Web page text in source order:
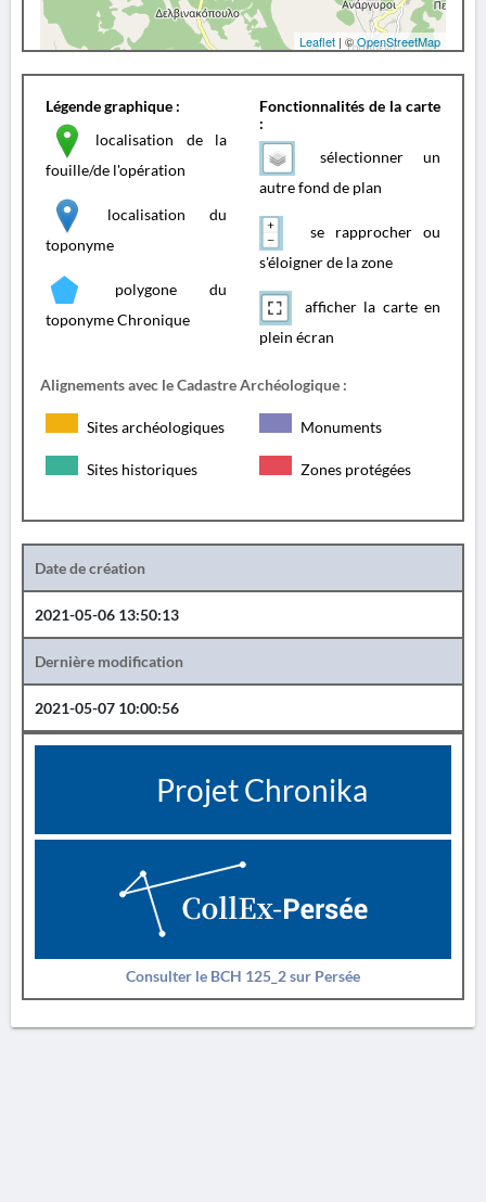
Leaflet | ©OpenStreetMap
Légende graphique :
localisation de la
fouille/de l'opération
localisation du
toponyme
polygone du
toponyme Chronique
Fonctionnalités de la carte
:
sélectionner un
autre fond de plan
se rapprocher ou
s'éloigner de la zone
afficher la carte en
plein écran
Alignements avec le Cadastre Archéologique :
Sites archéologiques Monuments
Sites historiques Zones protégées
Date de création
2021-05-06 13:50:13
Dernière modification
2021-05-07 10:00:56
Projet Chronika
Consulter le BCH 125_2 sur Persée